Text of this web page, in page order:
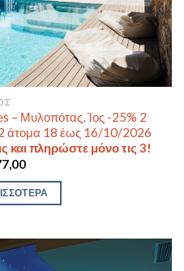
Μυλοπότας, Ίος -25% 2
άτομα 18 έως 16/10/2026
και πληρώστε μόνο τις 3!